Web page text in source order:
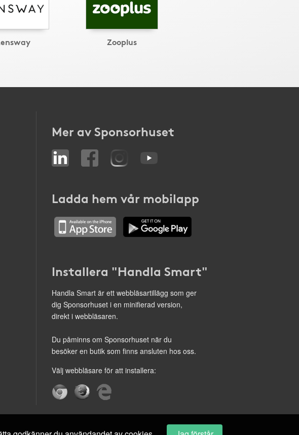
Zooplus
Mer av Sponsorhuset
Ladda hem vår mobilapp
Installera "Handla Smart"
Handla Smart är ett webbläsartillägg som ger
dig Sponsorhuset i en minifierad version,
direkt i webbläsaren.
Du påminns om Sponsorhuset när du
besöker en butik som finns ansluten hos oss.
Välj webbläsare för att installera: